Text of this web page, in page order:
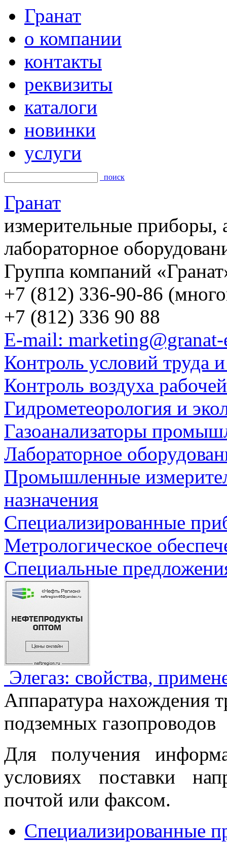
Гранат
о компании
контакты
реквизиты
каталоги
новинки
услуги
поиск
Гранат
измерительные приборы,
лабораторное
Группа компаний
+7 (812) 336-90-86
+7 (812) 336 90 88
E-mail:
Контроль условий труда
Контроль воздуха
Гидрометеорология и
Газоанализаторы
Лабораторное
Промышленные
назначения
Специализированные
Метрологическое
Специальные
Элегаз: свойства,
Аппаратура нахождения
подземных газопроводов
Для получения
условиях поставки
почтой или факсом.
Специализированные